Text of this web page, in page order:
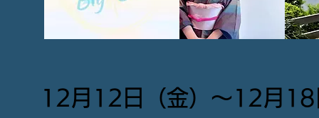
12月12日（金）〜12月